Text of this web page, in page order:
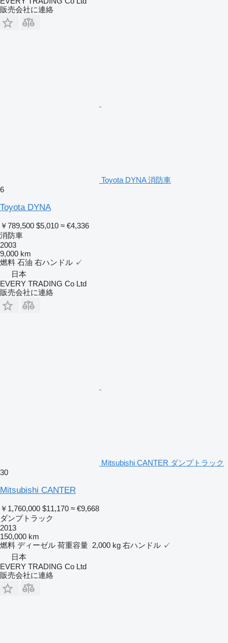
販売会社に連絡
Toyota DYNA 消防車
6
Toyota DYNA
￥789,500 $5,010 ≈ €4,336
消防車
2003
9,000 km
燃料 石油 右ハンドル ✓
日本
EVERY TRADING Co Ltd
販売会社に連絡
Mitsubishi CANTER ダンプトラック
30
Mitsubishi CANTER
￥1,760,000 $11,170 ≈ €9,668
ダンプトラック
2013
150,000 km
燃料 ディーゼル 荷重容量 2,000 kg 右ハンドル ✓
日本
EVERY TRADING Co Ltd
販売会社に連絡